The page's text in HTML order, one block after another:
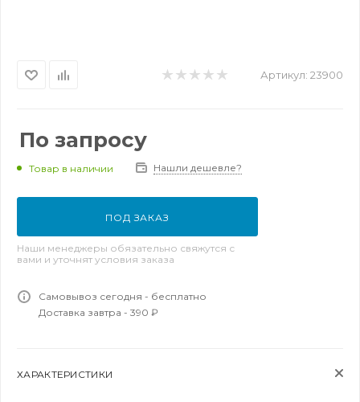
Артикул: 23900
По запросу
Товар в наличии Нашли дешевле?
ПОД ЗАКАЗ
Наши менеджеры обязательно свяжутся с
вами и уточнят условия заказа
Самовывоз сегодня - бесплатно
Доставка завтра - 390 ₽
ХАРАКТЕРИСТИКИ